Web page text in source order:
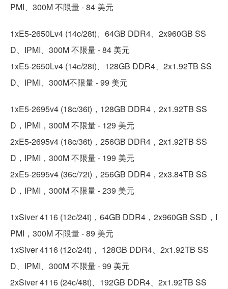
PMI、300M 不限量 - 84 美元
1xE5-2650Lv4 (14c/28t)、64GB DDR4、2x960GB SS
D、IPMI、300M 不限量 - 84 美元
1xE5-2650Lv4 (14c/28t)、128GB DDR4、2x1.92TB SS
D、IPMI、300M不限量 - 99 美元
1xE5-2695v4 (18c/36t)，128GB DDR4，2x1.92TB SS
D，IPMI，300M 不限量 - 129 美元
2xE5-2695v4 (18c/36t)，256GB DDR4，2x1.92TB SS
D，IPMI，300M 不限量 - 199 美元
2xE5-2695v4 (36c/72t)，256GB DDR4，2x3.84TB SS
D，IPMI，300M 不限量 - 239 美元
1xSiver 4116 (12c/24t)，64GB DDR4，2x960GB SSD，I
PMI，300M 不限量 - 89 美元
1xSiver 4116 (12c/24t)， 128GB DDR4、2x1.92TB SS
D、IPMI、300M 不限量 - 99 美元
2xSiver 4116 (24c/48t)、192GB DDR4、2x1.92TB SS